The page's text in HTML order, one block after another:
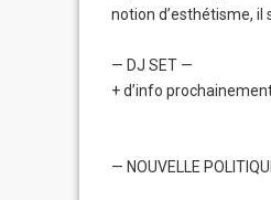
notion d’esthétisme, il
— DJ SET —
+ d’info
— NOUVELLE